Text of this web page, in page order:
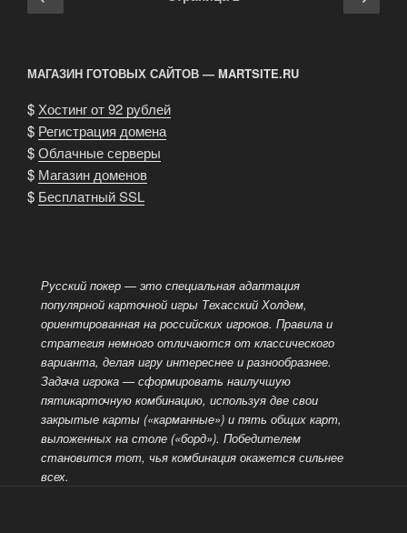
постраница
МАГАЗИН ГОТОВЫХ САЙТОВ — MARTSITE.RU
$ Хостинг от 92 рублей
$ Регистрация домена
$Облачные серверы
$ Магазин доменов
$ Бесплатный SSL
Русский покер — это специальная адаптация
популярной карточной игры Техасский Холдем,
ориентированная на российских игроков. Правила и
стратегия немного отличаются от классического
варианта, делая игру интереснее и разнообразнее.
Задача игрока — сформировать наилучшую
пятикарточную комбинацию, используя две свои
закрытые карты («карманные») и пять общих карт,
выложенных на столе («борд»). Победителем
становится тот, чья комбинация окажется сильнее
всех.